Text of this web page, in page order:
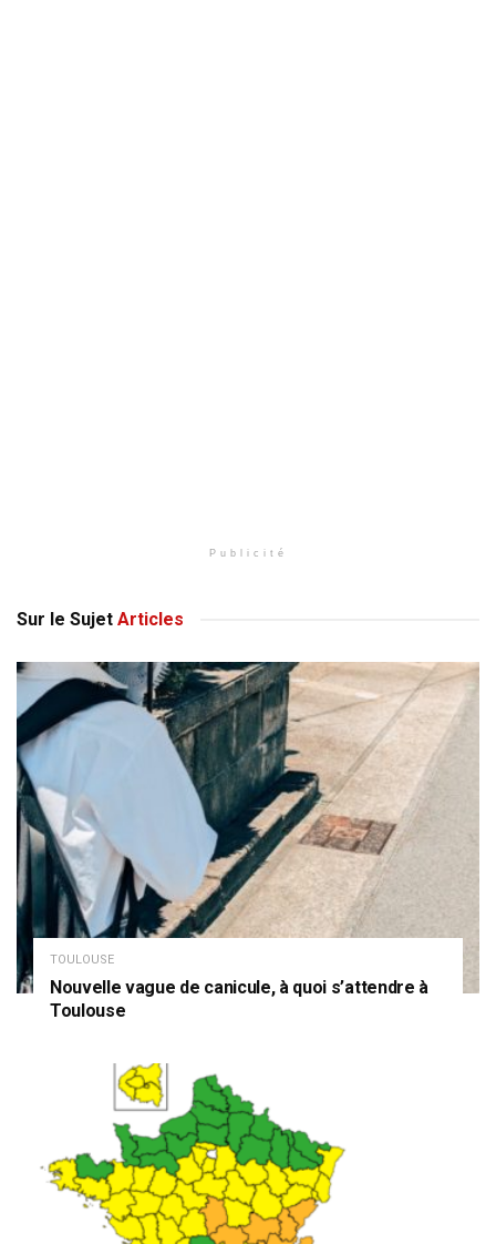
Publicité
Sur le Sujet Articles
TOULOUSE
Nouvelle vague de canicule, à quoi s’attendre à
Toulouse